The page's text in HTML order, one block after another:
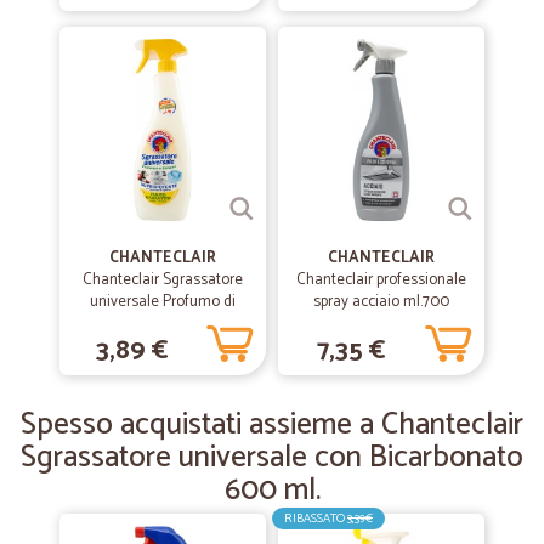
Puntualità e prezzi ok
Puntualità e prezzi ok
—
08/03/2019
Marcella R.
Ottimo servizio
CHANTECLAIR
Chanteclair Sgrassatore
universale Profumo di
Limone 600 ml.
3,89 €
CHANTECLAIR
Chanteclair professionale
spray acciaio ml.700
7,35 €
Spesso acquistati assieme a Chanteclair
Sgrassatore universale con Bicarbonato
600 ml.
RIBASSATO3,39€